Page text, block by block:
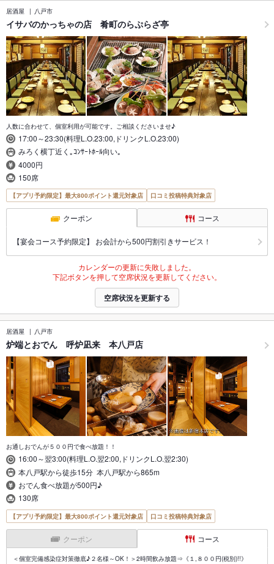
居酒屋 八戸市
イサバのかっちゃの店 肴町のらぷらざ亭
人数に合わせて、個室利用が可能です。ご相談くださいませ♪
17:00～23:30(料理L.O.23:00,ドリンクL.O.23:00)
みろく横丁近く｡ｺﾝｻｰﾄﾎｰﾙ向い｡
4000円
150席
【アプリ予約限定】最大800ポイント還元対象店 口コミ投稿特典対象店
クーポン コース
【宴会コース予約限定】 お会計から500円割引きサービス！
カレンダーの更新に失敗しました。
下記ボタンを押して空席状況を更新してください。
空席状況を更新する
居酒屋 八戸市
炉端とおでん 呼炉凪来 本八戸店
お通しおでんが５００円で食べ放題！！
16:00～翌3:00(料理L.O.翌2:00,ドリンクL.O.翌2:30)
本八戸駅から徒歩15分 本八戸駅から865m
おでん食べ放題が500円♪
130席
【アプリ予約限定】最大800ポイント還元対象店 口コミ投稿特典対象店
クーポン コース
＜個室完備感染症対策徹底♪２名様～OK！＞2時間飲み放題⇒《１,８００円(税別)!!》